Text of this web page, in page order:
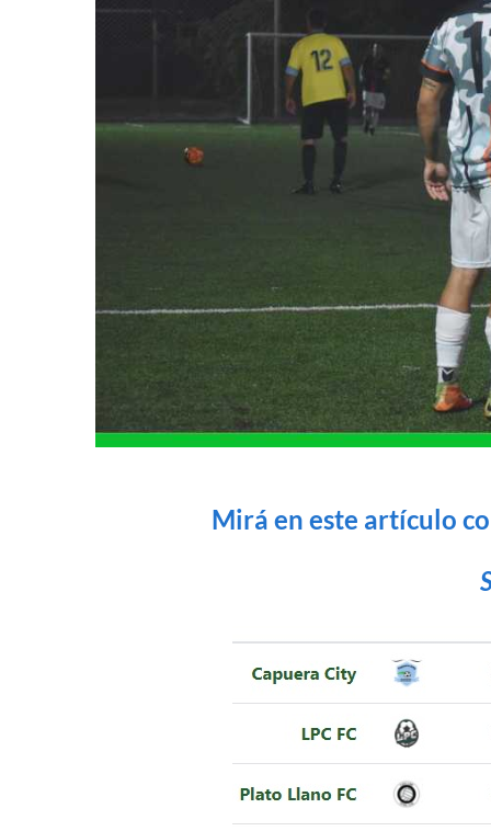
Mirá en este artículo